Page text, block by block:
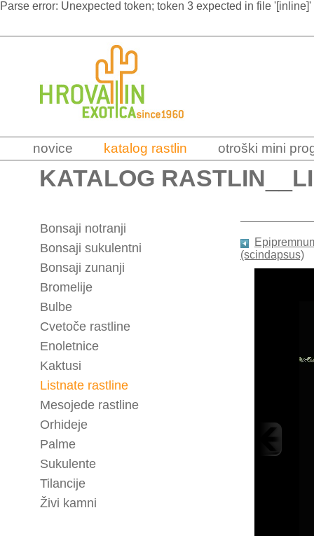
Parse error: Unexpected token; token 3 expected in file
novice katalog rastlin otroški mini
KATALOG RASTLIN
Bonsaji notranji
Bonsaji sukulentni
Bonsaji zunanji
Bromelije
Bulbe
Cvetoče rastline
Enoletnice
Kaktusi
Listnate rastline
Mesojede rastline
Orhideje
Palme
Sukulente
Tilancije
Živi kamni
(scindapsus)